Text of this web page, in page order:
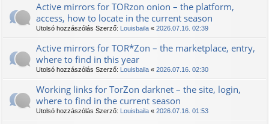
Active mirrors for TORzon onion – the platform,
access, how to locate in the current season
Utolsó hozzászólás Szerző: Louisbaila « 2026.07.16. 02:39
Active mirrors for TOR*Zon – the marketplace, entry,
where to find in this year
Utolsó hozzászólás Szerző: Louisbaila « 2026.07.16. 02:30
Working links for TorZon darknet – the site, login,
where to find in the current season
Utolsó hozzászólás Szerző: Louisbaila « 2026.07.16. 01:53